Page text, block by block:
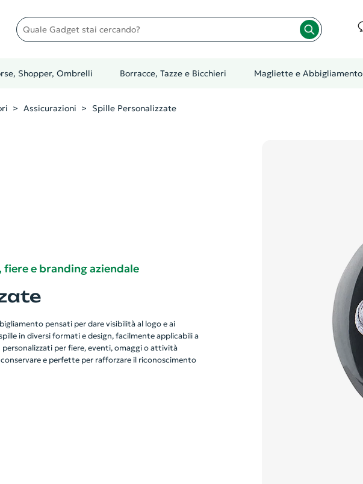
Quale gadget stai cercando?
Shopper, Ombrelli Borracce, Tazze e Bicchieri Magliette e Abbigliamento
Assicurazioni Spille Personalizzate
e branding aziendale
pensati per dare visibilità al logo e ai
in diversi formati e design, facilmente applicabili a
per fiere, eventi, omaggi o attività
e perfette per rafforzare il riconoscimento